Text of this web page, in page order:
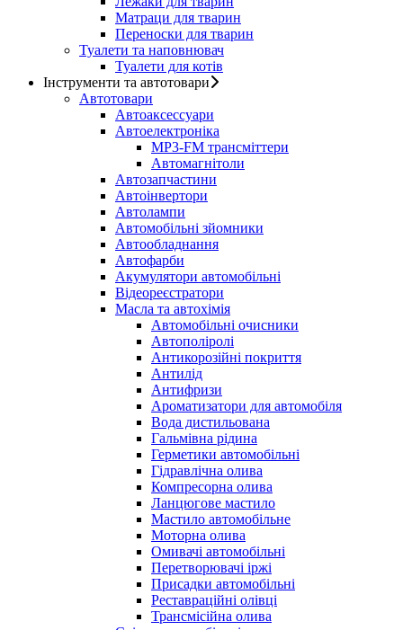
Матраци для тварин
Переноски для тварин
Туалети та наповнювач
Туалети для котів
Інструменти та автотовари
Автотовари
Автоаксессуари
Автоелектроніка
MP3-FM трансміттери
Автомагнітоли
Автозапчастини
Автоінвертори
Автолампи
Автомобільні зйомники
Автообладнання
Автофарби
Акумулятори автомобільні
Відеореєстратори
Масла та автохімія
Автомобільні очисники
Автополіролі
Антикорозійні покриття
Антилід
Антифризи
Ароматизатори для автомобіля
Вода дистильована
Гальмівна рідина
Герметики автомобільні
Гідравлічна олива
Компресорна олива
Ланцюгове мастило
Мастило автомобільне
Моторна олива
Омивачі автомобільні
Перетворювачі іржі
Присадки автомобільні
Реставраційні олівці
Трансмісійна олива